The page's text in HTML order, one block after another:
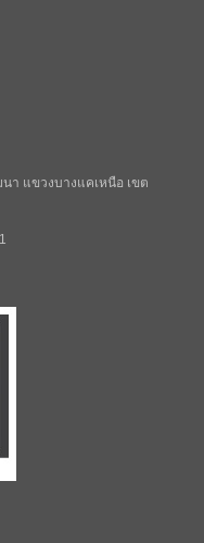
า แขวงบางแคเหนือ เขต